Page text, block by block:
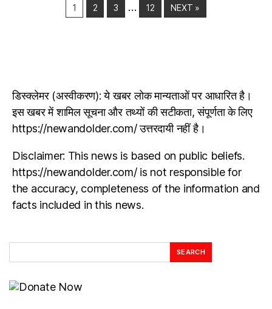
1 2 3 … 12 NEXT »
डिस्क्लेमर (अस्वीकरण): ये खबर लोक मान्यताओं पर आधारित है।
इस खबर में शामिल सूचना और तथ्यों की सटीकता, संपूर्णता के लिए
https://newandolder.com/ उत्तरदायी नहीं है।
Disclaimer: This news is based on public beliefs.
https://newandolder.com/ is not responsible for
the accuracy, completeness of the information and
facts included in this news.
SEARCH